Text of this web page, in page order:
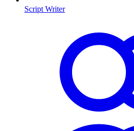
Script Writer